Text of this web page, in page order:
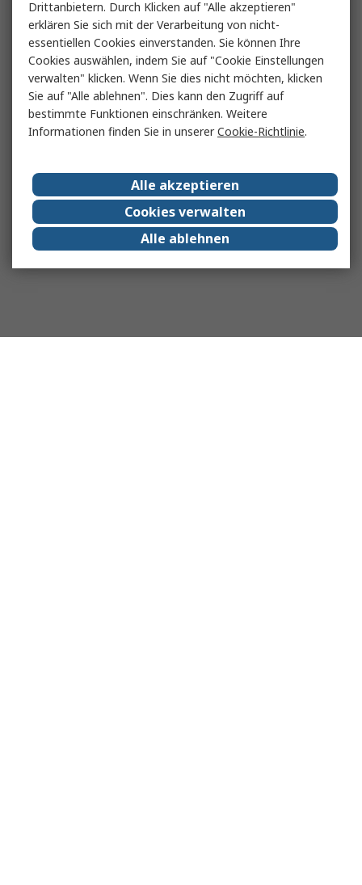
Drittanbietern. Durch Klicken auf "Alle akzeptieren"
erklären Sie sich mit der Verarbeitung von nicht-
essentiellen Cookies einverstanden. Sie können Ihre
Cookies auswählen, indem Sie auf "Cookie Einstellungen
verwalten" klicken. Wenn Sie dies nicht möchten, klicken
Sie auf "Alle ablehnen". Dies kann den Zugriff auf
bestimmte Funktionen einschränken. Weitere
Informationen finden Sie in unsererCookie-Richtlinie.
Alle akzeptieren
Cookies verwalten
Alle ablehnen